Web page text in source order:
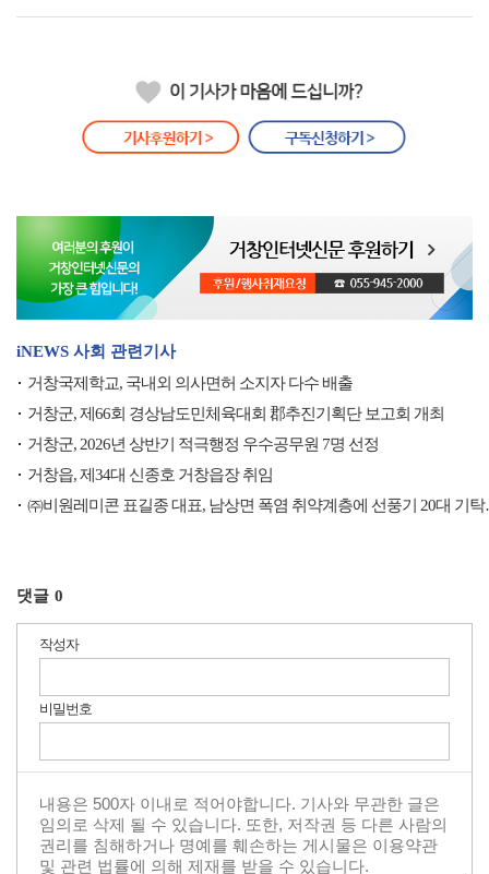
iNEWS 사회 관련기사
거창국제학교, 국내외 의사면허 소지자 다수 배출
거창군, 제66회 경상남도민체육대회 郡추진기획단 보고회 개최
거창군, 2026년 상반기 적극행정 우수공무원 7명 선정
거창읍, 제34대 신종호 거창읍장 취임
㈜비원레미콘 표길종 대표, 남상면 폭염 취약계층에 선풍기 20대 기
댓글 0
작성자
비밀번호